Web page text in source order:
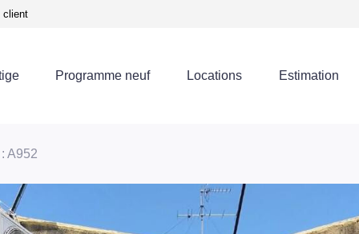
client
Programme neuf Locations Estimation
A952